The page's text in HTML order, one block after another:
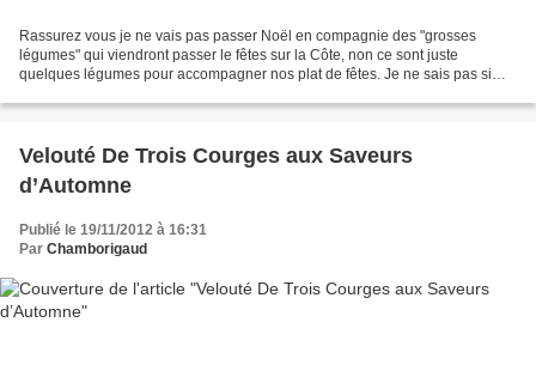
Rassurez vous je ne vais pas passer Noël en compagnie des "grosses
légumes" qui viendront passer le fêtes sur la Côte, non ce sont juste
quelques légumes pour accompagner nos plat de fêtes. Je ne sais pas si
Velouté De Trois Courges aux Saveurs
d’Automne
Publié le 19/11/2012 à 16:31
Par Chamborigaud